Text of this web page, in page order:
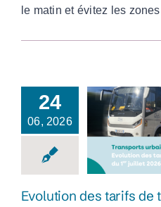
le matin et évitez les
24
06, 2026
Evolution
de
Evolution des tarifs de